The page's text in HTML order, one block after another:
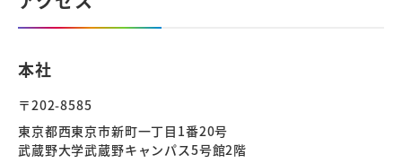
本社
〒202-8585
東京都西東京市新町一丁目1番20号
武蔵野大学武蔵野キャンパス5号館2階